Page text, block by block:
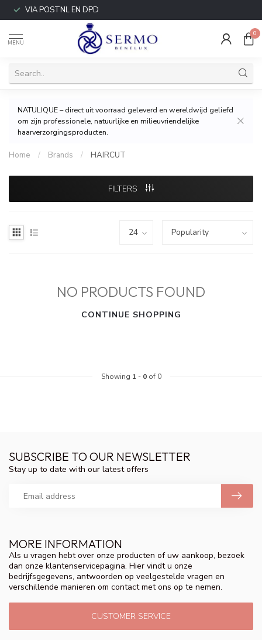
VIA POSTNL EN DPD
MENU
0
NATULIQUE – direct uit voorraad geleverd en wereldwijd geliefd
om zijn professionele, natuurlijke en milieuvriendelijke
haarverzorgingsproducten.
Home / Brands / HAIRCUT
FILTERS
NO PRODUCTS FOUND
CONTINUE SHOPPING
Showing 1 - 0of 0
MORE INFORMATION
Als u vragen hebt over onze producten of uw aankoop, bezoek
dan onze klantenservicepagina. Hier vindt u onze
bedrijfsgegevens, antwoorden op veelgestelde vragen en
verschillende manieren om contact met ons op te nemen.
CUSTOMER SERVICE
SUBSCRIBE TO OUR NEWSLETTER
Stay up to date with our latest offers